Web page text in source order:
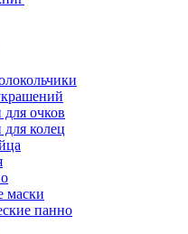
очков
колец
маски
панно